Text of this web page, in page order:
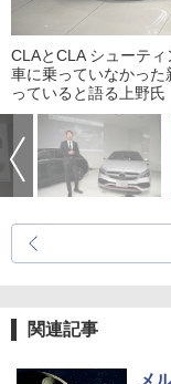
CLAとCLA シューテ
車に乗っていなかっ
っていると語る上野氏
関連記事
メ